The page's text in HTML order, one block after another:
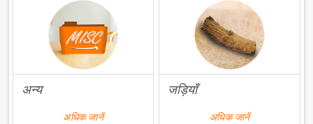
अन्य
अधिक जानें
जड़ियाँ
अधिक जानें